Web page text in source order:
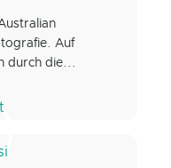
Auf
durch die...